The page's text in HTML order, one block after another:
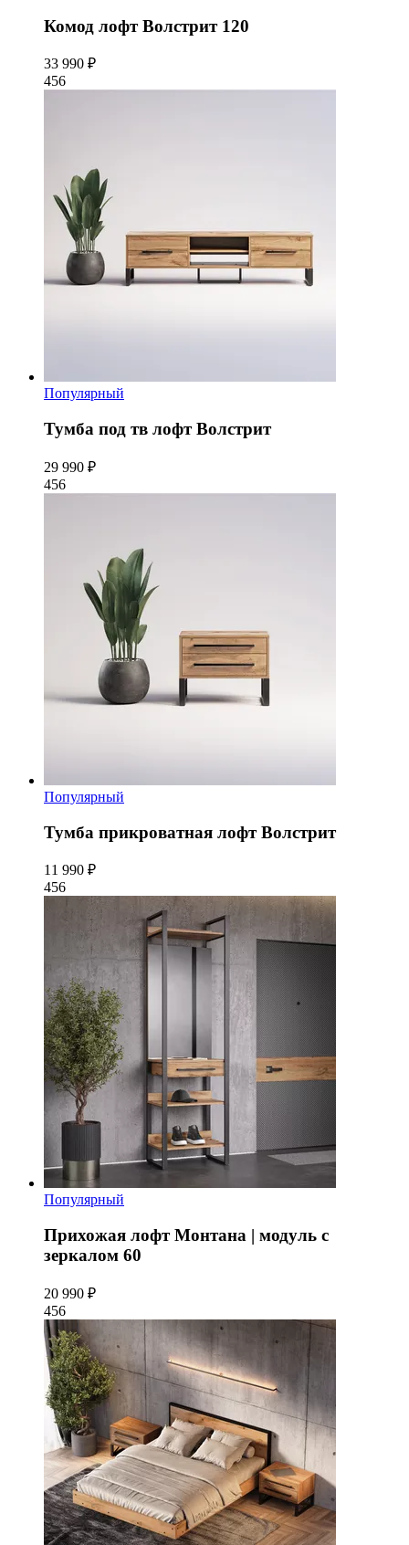
Комод лофт Волстрит 120
33 990 ₽
456
Популярный
Тумба под тв лофт Волстрит
29 990 ₽
456
Популярный
Тумба прикроватная лофт Волстрит
11 990 ₽
456
Популярный
Прихожая лофт Монтана | модуль с
зеркалом 60
20 990 ₽
456